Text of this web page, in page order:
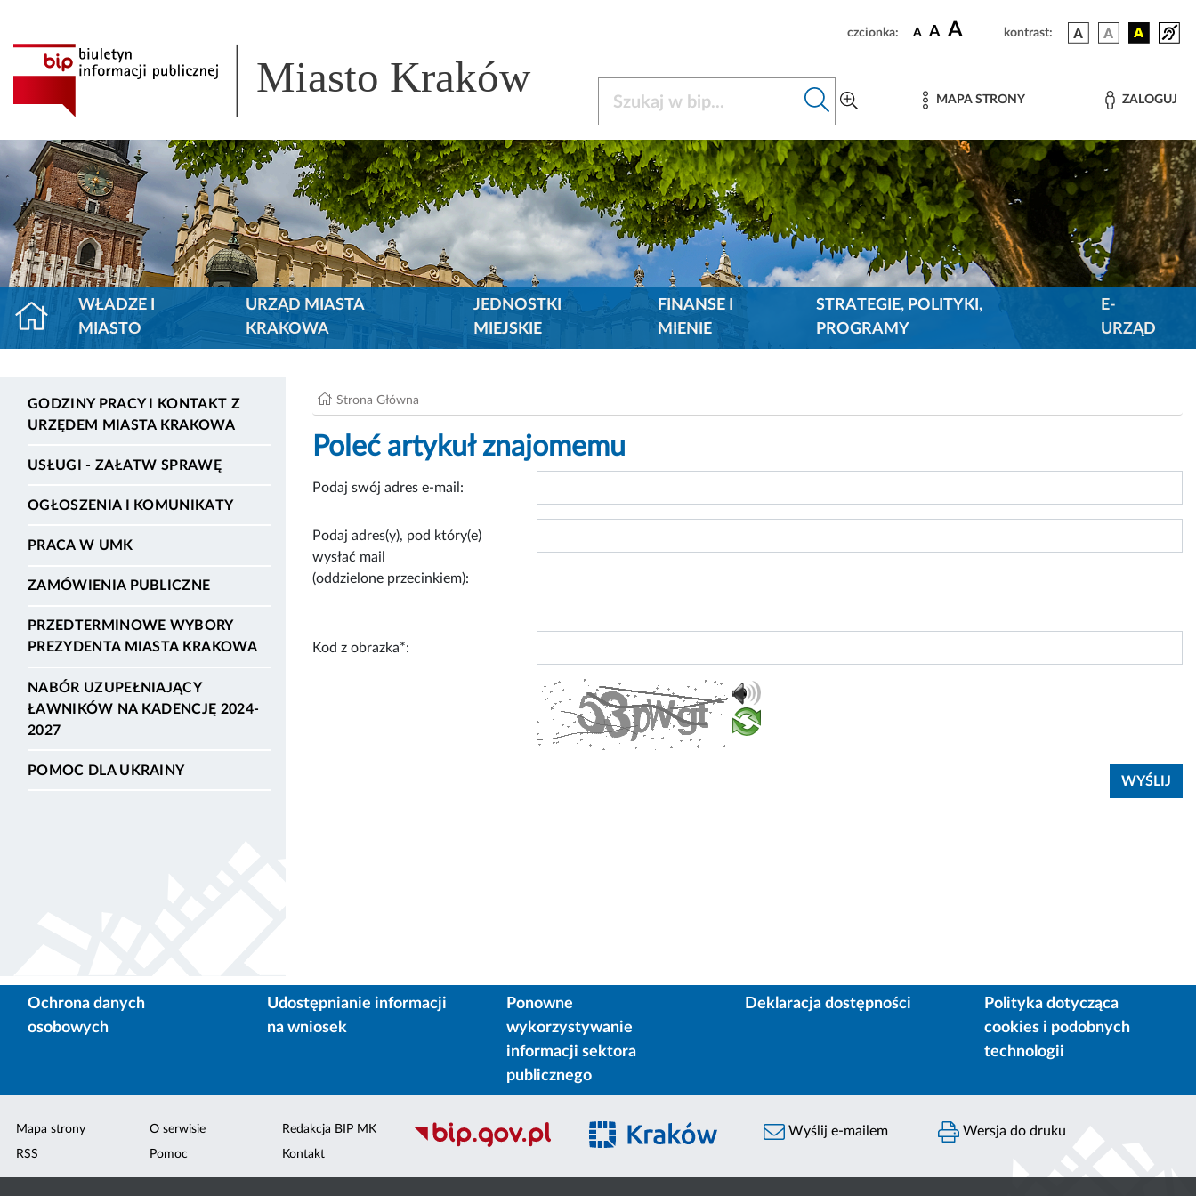
czcionka: A A A kontrast:
Miasto Kraków MAPA STRONY ZALOGUJ
WŁADZE I
MIASTO
URZĄD MIASTA
KRAKOWA
JEDNOSTKI
MIEJSKIE
FINANSE I
MIENIE
STRATEGIE, POLITYKI,
PROGRAMY
E-
URZĄD
GODZINY PRACY I KONTAKT Z
URZĘDEM MIASTA KRAKOWA
USŁUGI - ZAŁATW SPRAWĘ
OGŁOSZENIA I KOMUNIKATY
PRACA W UMK
ZAMÓWIENIA PUBLICZNE
PRZEDTERMINOWE WYBORY
PREZYDENTA MIASTA KRAKOWA
NABÓR UZUPEŁNIAJĄCY
ŁAWNIKÓW NA KADENCJĘ 2024-
2027
POMOC DLA UKRAINY
Strona Główna
Poleć artykuł znajomemu
Podaj swój adres e-mail:
Podaj adres(y), pod który(e)
wysłać mail
(oddzielone przecinkiem):
Kod z obrazka*:
Ochrona danych
osobowych
Udostępnianie informacji
na wniosek
Ponowne
wykorzystywanie
informacji sektora
publicznego
Deklaracja dostępności
Polityka dotycząca
cookies i podobnych
technologii
Mapa strony
RSS
O serwisie
Pomoc
Redakcja BIP MK
Kontakt
Wyślij e-mailem Wersja do druku